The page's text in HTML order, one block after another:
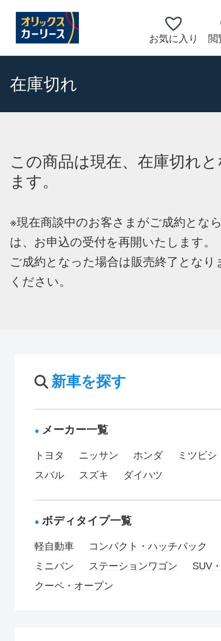
お気に入り 閲
在庫切れ
この商品は現在、在庫切れ
ます。
※現在商談中のお客さまがご成約とな
は、お申込の受付を再開いたします。
ご成約となった場合は販売終了となり
ください。
新車を探す
メーカー一覧
トヨタ ニッサン ホンダ
ミツビシ
スバル
スズキ ダイハツ
ボディタイプ一覧
軽自動車
コンパクト・ハッチバック
ミニバン
ステーションワゴン
SUV
クーペ・オープン